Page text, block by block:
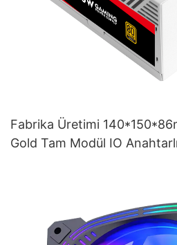
Fabrika Üretimi
Gold Tam Modül IO